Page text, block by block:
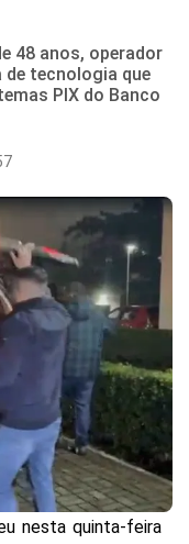
48 anos, operador
de tecnologia que
PIX do Banco
nesta quinta-feira